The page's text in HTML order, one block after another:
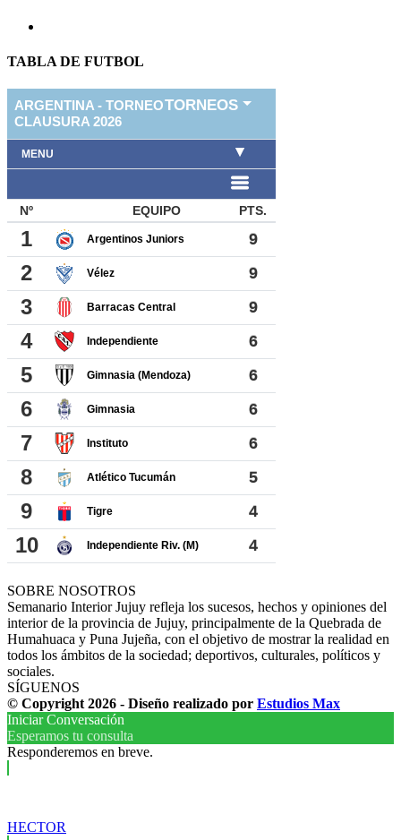
TABLA DE FUTBOL
SOBRE NOSOTROS
Semanario Interior Jujuy refleja los sucesos, hechos y opiniones del
interior de la provincia de Jujuy, principalmente de la Quebrada de
Humahuaca y Puna Jujeña, con el objetivo de mostrar la realidad en
todos los ámbitos de la sociedad; deportivos, culturales, políticos y
sociales.
SÍGUENOS
© Copyright 2026 - Diseño realizado por Estudios Max
Iniciar Conversación
Esperamos tu consulta
Responderemos en breve.
HECTOR